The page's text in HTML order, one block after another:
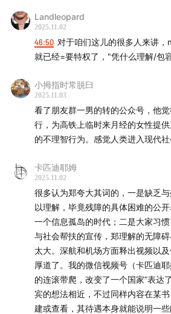
public sympathy but quickly
after an edited video surfaced
In this episode, host Renci is
blind musician with a guide dog.
unpack the deeper issues behind
sharing personal stories and
about disability, dignity, and
for blind travelers, the
this single case—it's about the
faced by disabled individuals in
spaces.
Why is wheelchair inaccessibility
Chinese airports? When
become rigid protocols, who
disabled people move? How can
Landleopard
2025.11.02
46:50 对于咱们这儿的很多人来讲
就已经=要特权了，"凭什么理解/包
小拇指时常脱臼
2025.11.03
看了朋友群一男的转的公众号，他
行，为高铁上临时来月经的女性提
的不理智行为。感觉人类进入现代社
卡匹迪耶姆
2025.11.02
很多认为郑夸大其词的，一是缺乏
以理解，毕竟残障的具体困难的公
一个信息孤岛的时代；二是大家习
与社会帮扶的宣传，郑理解的无障
太大。深航和机场方面释出视频以
厚道了。我的微信视频号（卡匹迪
的连滚带爬，改变了一个国家”表达
宾的想法相近，不过同样内容在某
建或查看，其待遇本身就能说明一